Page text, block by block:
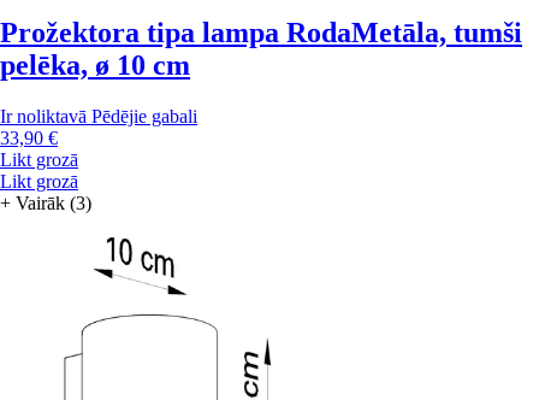
Prožektora tipa lampa RodaMetāla, tumši
pelēka, ø 10 cm
Ir noliktavā Pēdējie gabali
33,90 €
Likt grozā
Likt grozā
+ Vairāk (3)